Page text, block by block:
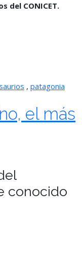
del CONICET.
, patagonia
el más
conocido